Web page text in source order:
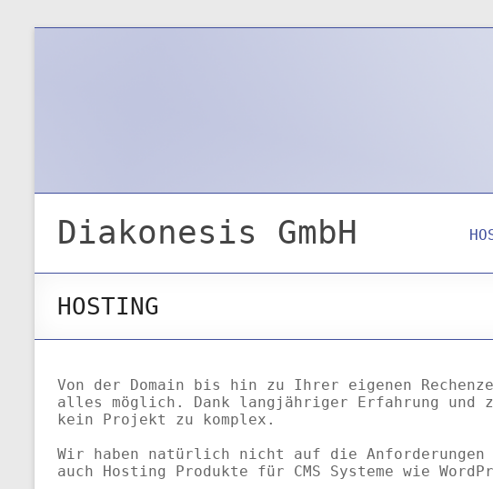
Diakonesis GmbH
HOSTING
Von der Domain bis hin zu Ihrer eigenen
alles möglich. Dank langjähriger Erfahrung und
kein Projekt zu komplex.
Wir haben natürlich nicht auf die Anforderungen
auch Hosting Produkte für CMS Systeme wie